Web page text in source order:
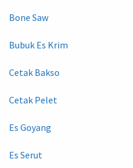
Bone Saw
Bubuk Es Krim
Cetak Bakso
Cetak Pelet
Es Goyang
Es Serut